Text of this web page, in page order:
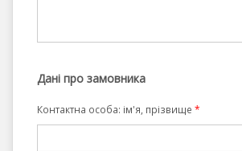
Дані про замовника
Контактна особа: ім'я, прізвище *